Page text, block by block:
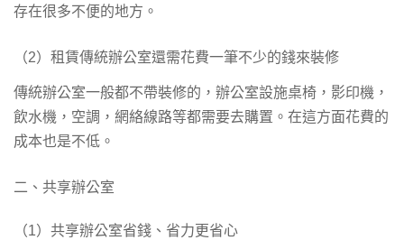
存在很多不便的地方。
（2）租賃傳統辦公室還需花費一筆不少的錢來裝修
傳統辦公室一般都不帶裝修的，辦公室設施桌椅，影印機，
飲水機，空調，網絡線路等都需要去購置。在這方面花費的
成本也是不低。
二、共享辦公室
（1）共享辦公室省錢、省力更省心